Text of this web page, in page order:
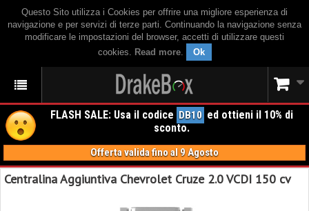
Questo Sito utilizza i Cookies per offrire una migliore esperienza di
navigazione e per servizi di terze parti. Continuando la navigazione senza
modificare le impostazioni del browser, accetti di utilizzare questi
cookies. Read more. Ok
FLASH SALE: Usa il codice DB10 ed ottieni il 10% di
sconto.
Offerta valida fino al 9 Agosto
Centralina Aggiuntiva Chevrolet Cruze 2.0 VCDI 150 cv